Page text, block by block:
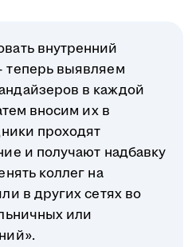
внутренний
выявляем
в каждой
вносим их в
проходят
и получают надбавку
коллег на
в других сетях во
или